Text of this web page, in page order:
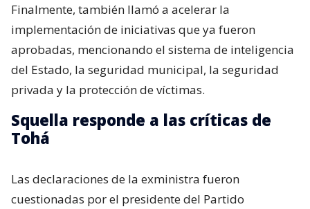
Finalmente, también llamó a acelerar la
implementación de iniciativas que ya fueron
aprobadas, mencionando el sistema de inteligencia
del Estado, la seguridad municipal, la seguridad
privada y la protección de víctimas.
Squella responde a las críticas de
Tohá
Las declaraciones de la exministra fueron
cuestionadas por el presidente del Partido